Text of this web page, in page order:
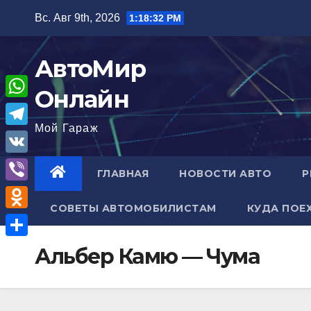
содержимому
Вс. Авг 9th, 2026 1:18:33 PM
АвтоМир
Онлайн
Мой Гараж
ГЛАВНАЯ НОВОСТИ АВТО
СОВЕТЫ АВТОМОБИЛИСТАМ КУДА
Альбер Камю — Чума
W
h
a
A
T
e
l
e
g
m
V
K
V
i
b
O
o
п